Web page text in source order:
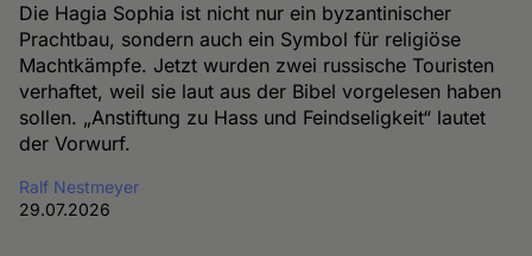
Die Hagia Sophia ist nicht nur ein byzantinischer
Prachtbau, sondern auch ein Symbol für religiöse
Machtkämpfe. Jetzt wurden zwei russische Touristen
verhaftet, weil sie laut aus der Bibel vorgelesen haben
sollen. „Anstiftung zu Hass und Feindseligkeit“ lautet
der Vorwurf.
Ralf Nestmeyer
29.07.2026